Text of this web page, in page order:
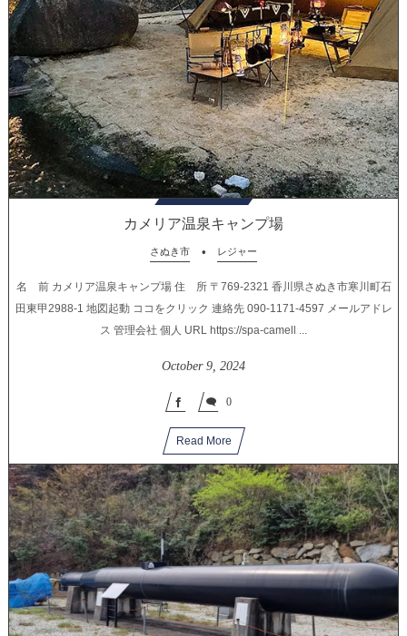
カメリア温泉キャンプ場
さぬき市 レジャー
名 前 カメリア温泉キャンプ場 住 所 〒769-2321 香川県さぬき市寒川町石
田東甲2988-1 地図起動 ココをクリック 連絡先 090-1171-4597 メールアドレ
ス 管理会社 個人 URL https://spa-camell ...
October 9 2024
0
Read More